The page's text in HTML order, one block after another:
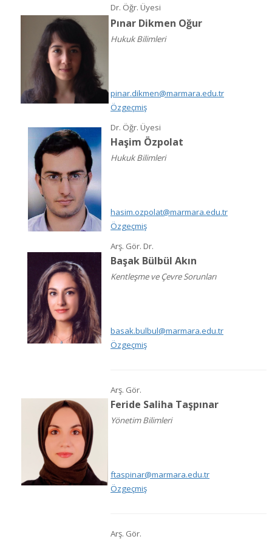
Dr. Öğr. Üyesi
Pınar Dikmen Oğur
Hukuk Bilimleri
pinar.dikmen@marmara.edu.tr
Özgeçmiş
Dr. Öğr. Üyesi
Haşim Özpolat
Hukuk Bilimleri
hasim.ozpolat@marmara.edu.tr
Özgeçmiş
Arş. Gör. Dr.
Başak Bülbül Akın
Kentleşme ve Çevre Sorunları
basak.bulbul@marmara.edu.tr
Özgeçmiş
Arş. Gör.
Feride Saliha Taşpınar
Yönetim Bilimleri
ftaspinar@marmara.edu.tr
Özgeçmiş
Arş. Gör.